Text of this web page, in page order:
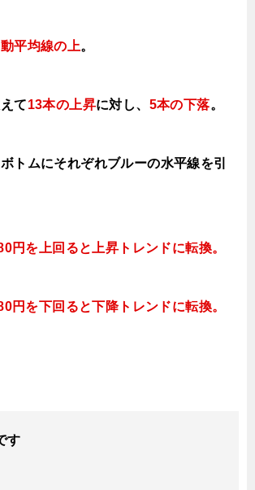
平均線の上。
て13本の上昇に対し、 5本の下落。
トムにそれぞれブルーの水平線を引
円を上回ると上昇トレンドに転換。
円を下回ると下降トレンドに転換。
す